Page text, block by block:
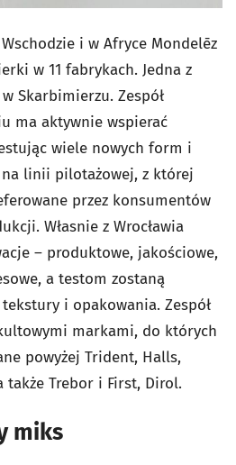
i w Afryce Mondelēz
w 11 fabrykach. Jedna z
Skarbimierzu. Zespół
ma aktywnie wspierać
wiele nowych form i
linii pilotażowej, z której
przez konsumentów
Własnie z Wrocławia
– produktowe, jakościowe,
a testom zostaną
i opakowania. Zespół
markami, do których
powyżej Trident, Halls,
Trebor i First, Dirol.
miks